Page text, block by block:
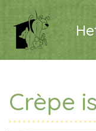
Crèpe